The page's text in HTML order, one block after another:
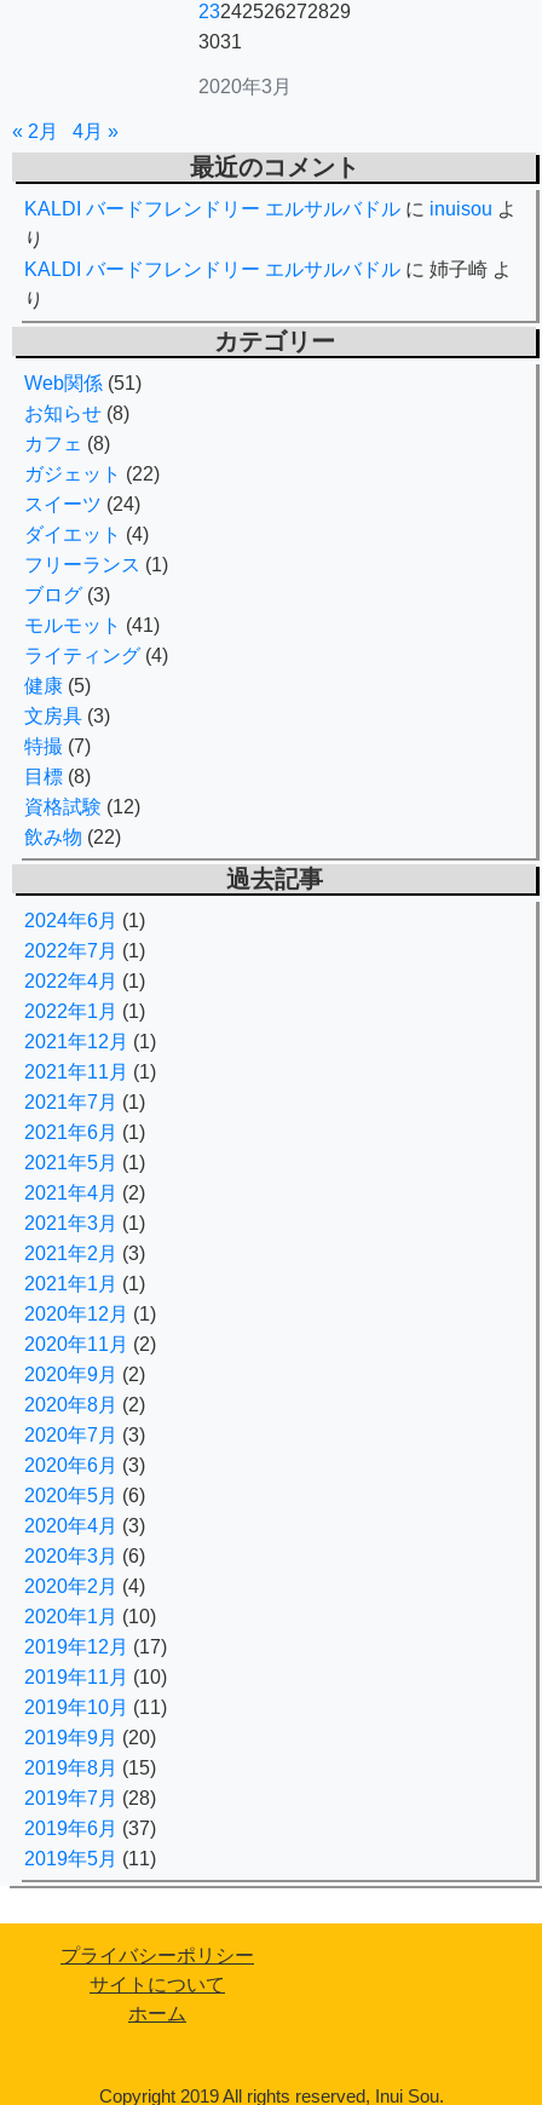
2020年3月
23242526272829
3031
« 2月 4月 »
最近のコメント
KALDI バードフレンドリー エルサルバドル に inuisou よ
り
KALDI バードフレンドリー エルサルバドル に 姉子崎 よ
り
カテゴリー
Web関係 (51)
お知らせ (8)
カフェ (8)
ガジェット (22)
スイーツ (24)
ダイエット (4)
フリーランス (1)
ブログ (3)
モルモット (41)
ライティング (4)
健康 (5)
文房具 (3)
特撮 (7)
目標 (8)
資格試験 (12)
飲み物 (22)
過去記事
2024年6月 (1)
2022年7月 (1)
2022年4月 (1)
2022年1月 (1)
2021年12月 (1)
2021年11月 (1)
2021年7月 (1)
2021年6月 (1)
2021年5月 (1)
2021年4月 (2)
2021年3月 (1)
2021年2月 (3)
2021年1月 (1)
2020年12月 (1)
2020年11月 (2)
2020年9月 (2)
2020年8月 (2)
2020年7月 (3)
2020年6月 (3)
2020年5月 (6)
2020年4月 (3)
2020年3月 (6)
2020年2月 (4)
2020年1月 (10)
2019年12月 (17)
2019年11月 (10)
2019年10月 (11)
2019年9月 (20)
2019年8月 (15)
2019年7月 (28)
2019年6月 (37)
2019年5月 (11)
プライバシーポリシー
サイトについて
ホーム
Copyright 2019 All rights reserved, Inui Sou.